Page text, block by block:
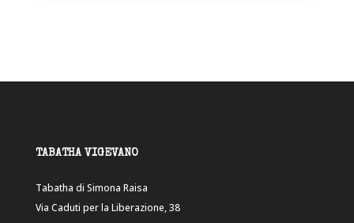
TABATHA VIGEVANO
Tabatha di Simona Raisa
Via Caduti per la Liberazione, 38